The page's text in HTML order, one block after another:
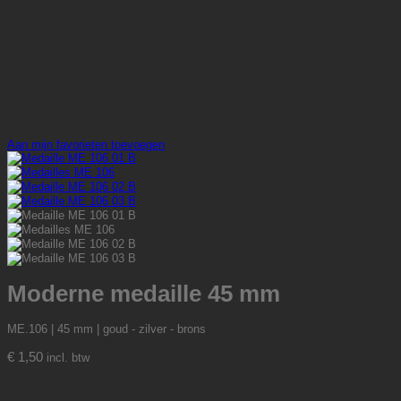
Aan mijn favorieten toevoegen
Moderne medaille 45 mm
ME.106 | 45 mm | goud - zilver - brons
€ 1,50 incl. btw